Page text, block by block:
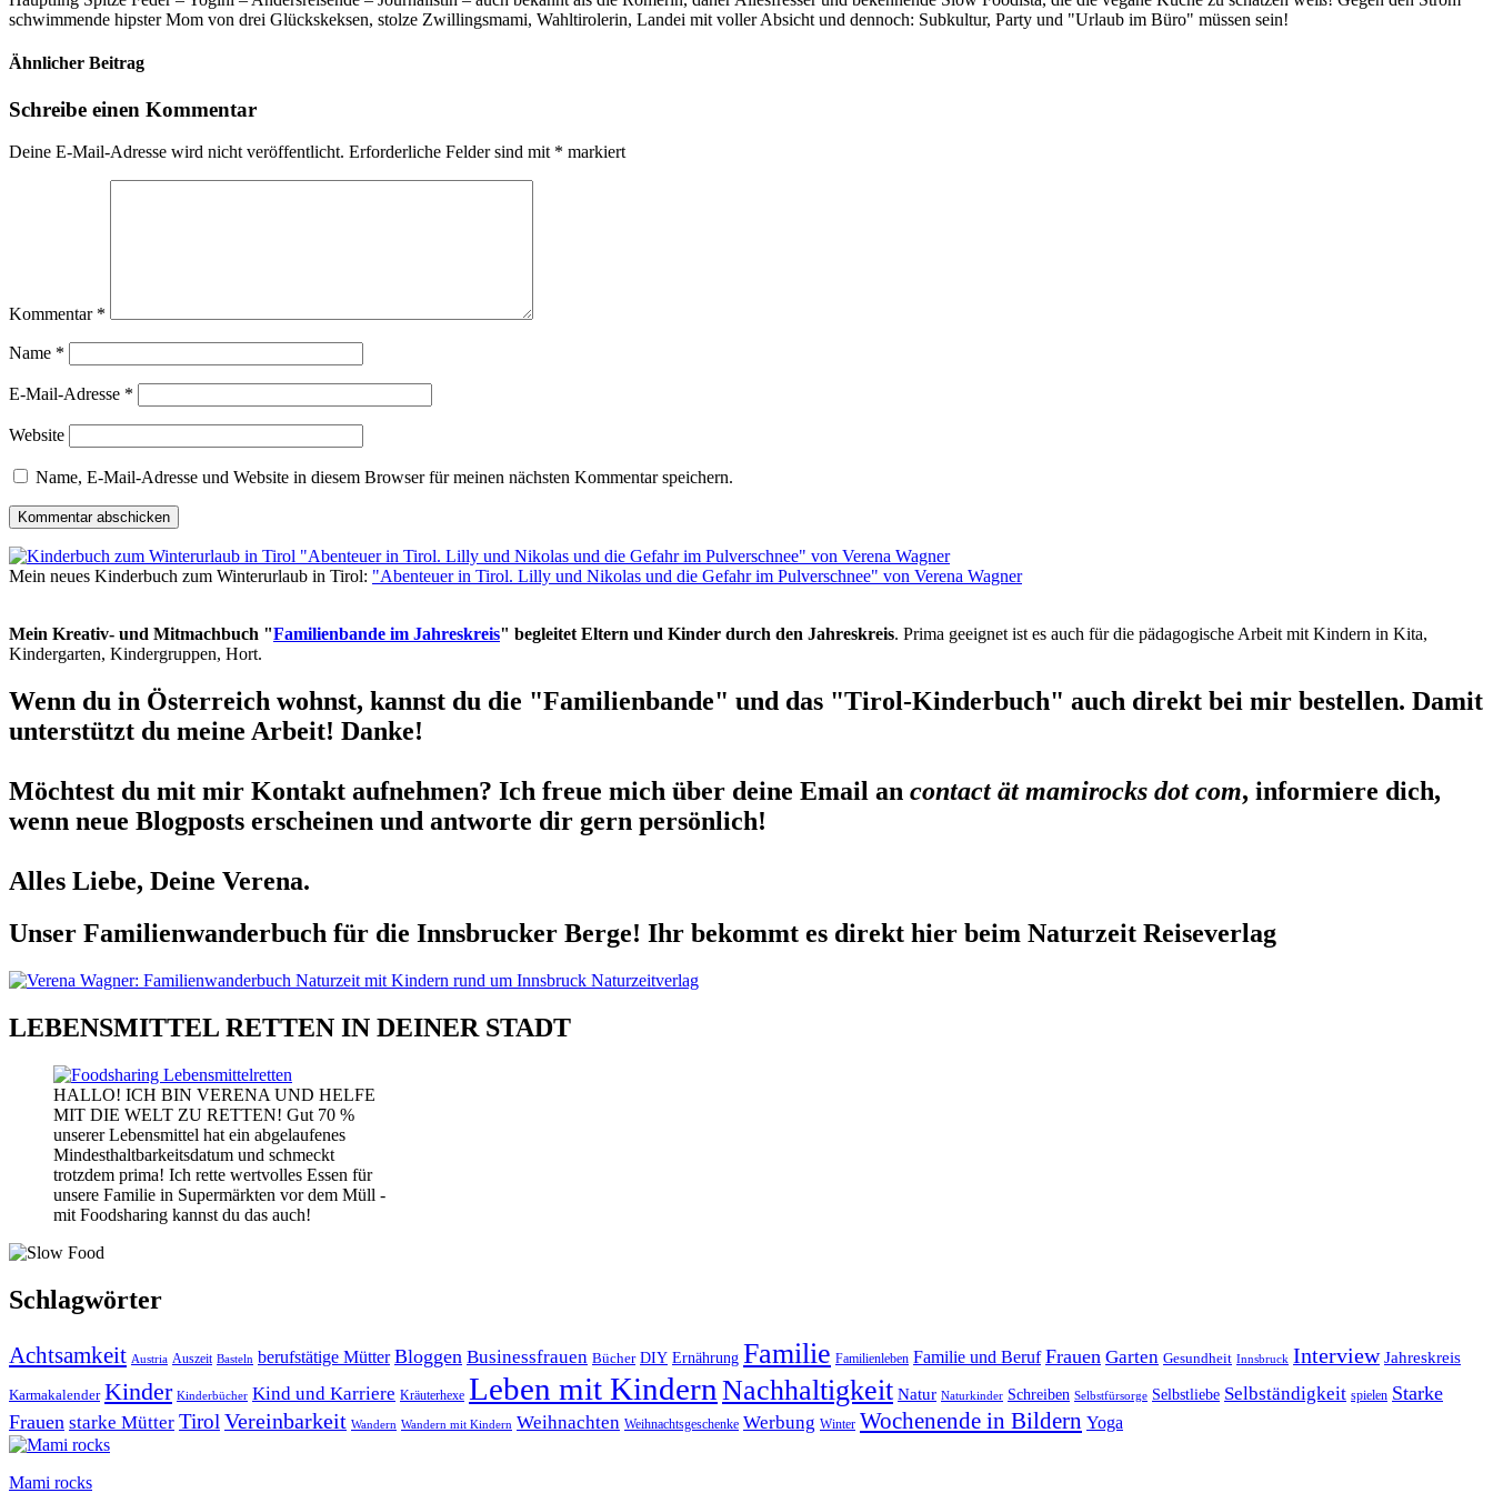
schwimmende hipster Mom von drei Glückskeksen, stolze Zwillingsmami, Wahltirolerin, Landei mit voller Absicht und dennoch: Subkultur, Party und "Urlaub im Büro" müssen sein!
Ähnlicher Beitrag
Schreibe einen Kommentar
Deine E-Mail-Adresse wird nicht veröffentlicht. Erforderliche Felder sind mit * markiert
Kommentar *
Name *
E-Mail-Adresse *
Website
Name, E-Mail-Adresse und Website in diesem Browser für meinen nächsten Kommentar speichern.
Mein neues Kinderbuch zum Winterurlaub in Tirol: "Abenteuer in Tirol. Lilly und Nikolas und die Gefahr im Pulverschnee" von Verena Wagner
Mein Kreativ- und Mitmachbuch "Familienbande im Jahreskreis" begleitet Eltern und Kinder durch den Jahreskreis. Prima geeignet ist es auch für die pädagogische Arbeit mit Kindern in Kita,
Kindergarten, Kindergruppen, Hort.
Wenn du in Österreich wohnst, kannst du die "Familienbande" und das "Tirol-Kinderbuch" auch direkt bei mir bestellen. Damit
unterstützt du meine Arbeit! Danke!
Möchtest du mit mir Kontakt aufnehmen? Ich freue mich über deine Email an contact ät mamirocks dot com, informiere dich,
wenn neue Blogposts erscheinen und antworte dir gern persönlich!
Alles Liebe, Deine Verena.
Unser Familienwanderbuch für die Innsbrucker Berge! Ihr bekommt es direkt hier beim Naturzeit Reiseverlag
LEBENSMITTEL RETTEN IN DEINER STADT
HALLO! ICH BIN VERENA UND HELFE
MIT DIE WELT ZU RETTEN! Gut 70 %
unserer Lebensmittel hat ein abgelaufenes
Mindesthaltbarkeitsdatum und schmeckt
trotzdem prima! Ich rette wertvolles Essen für
unsere Familie in Supermärkten vor dem Müll -
mit Foodsharing kannst du das auch!
Schlagwörter
Achtsamkeit Austria Auszeit Basteln berufstätige Mütter Bloggen Businessfrauen Bücher DIY Ernährung Familie Familienleben Familie und Beruf Frauen Garten Gesundheit Innsbruck Interview Jahreskreis
Karmakalender Kinder Kinderbücher Kind und Karriere Kräuterhexe Leben mit Kindern Nachhaltigkeit Natur Naturkinder Schreiben Selbstfürsorge Selbstliebe Selbständigkeit spielen Starke
Frauen starke Mütter Tirol Vereinbarkeit Wandern Wandern mit Kindern Weihnachten Weihnachtsgeschenke Werbung Winter Wochenende in Bildern Yoga
Mami rocks